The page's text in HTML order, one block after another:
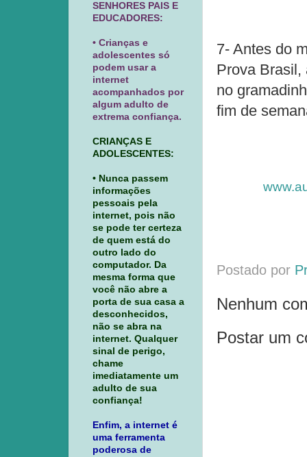
7- Antes do
Prova Brasil,
no
fim de
Postado por
Nenhum
Postar um
SENHORES PAIS E
EDUCADORES:
• Crianças e
adolescentes só
podem usar a
internet
acompanhados por
algum adulto de
extrema confiança.
CRIANÇAS E
ADOLESCENTES:
• Nunca passem
informações
pessoais pela
internet, pois não
se pode ter certeza
de quem está do
outro lado do
computador. Da
mesma forma que
você não abre a
porta de sua casa a
desconhecidos,
não se abra na
internet. Qualquer
sinal de perigo,
chame
imediatamente um
adulto de sua
confiança!
Enfim, a internet é
uma ferramenta
poderosa de